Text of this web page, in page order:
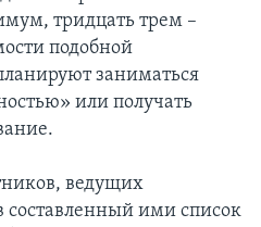
тридцать трем –
подобной
заниматься
или получать
ведущих
составленный ими список